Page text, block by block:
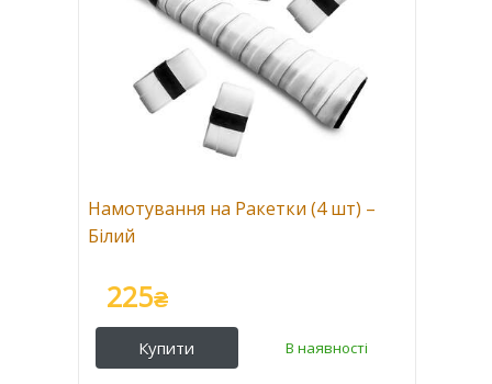
Намотування на Ракетки (4 шт) –
Білий
225₴